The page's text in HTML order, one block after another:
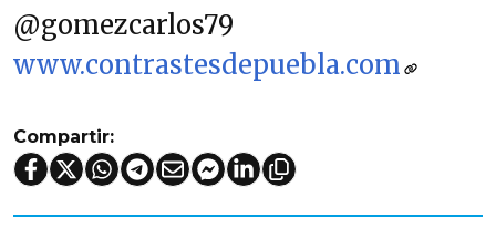
@gomezcarlos79
www.contrastesdepuebla.com
Compartir: